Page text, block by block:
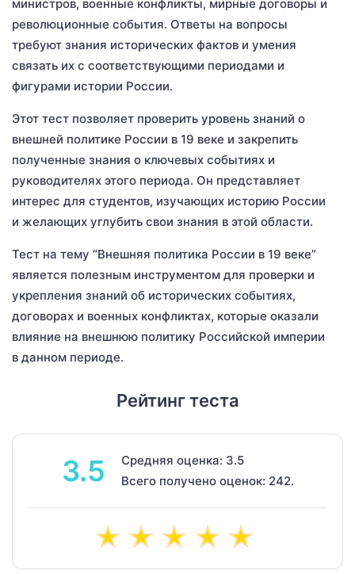
министров, военные конфликты, мирные договоры и
революционные события. Ответы на вопросы
требуют знания исторических фактов и умения
связать их с соответствующими периодами и
фигурами истории России.
Этот тест позволяет проверить уровень знаний о
внешней политике России в 19 веке и закрепить
полученные знания о ключевых событиях и
руководителях этого периода. Он представляет
интерес для студентов, изучающих историю России
и желающих углубить свои знания в этой области.
Тест на тему “Внешняя политика России в 19 веке”
является полезным инструментом для проверки и
укрепления знаний об исторических событиях,
договорах и военных конфликтах, которые оказали
влияние на внешнюю политику Российской империи
в данном периоде.
Рейтинг теста
3.5
Средняя оценка: 3.5
Всего получено оценок: 242.